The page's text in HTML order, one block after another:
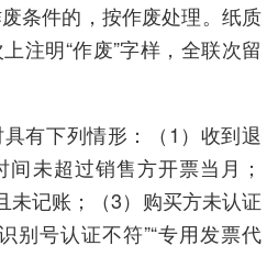
条件的，按作废处理。纸质
注明“作废”字样，全联次留
有下列情形：（1）收到退
未超过销售方开票当月；
未记账；（3）购买方未认证
别号认证不符”“专用发票代